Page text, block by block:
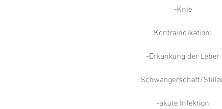
-Knie
Kontraindikation:
-Erkankung der Leber
-Schwangerschaft/
-akute Infektion